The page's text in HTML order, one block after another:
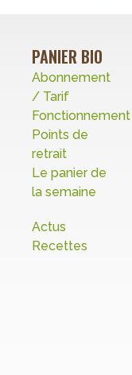
PANIER BIO
Abonnement
/ Tarif
Fonctionnement
Points de
retrait
Le panier de
la semaine
Actus
Recettes